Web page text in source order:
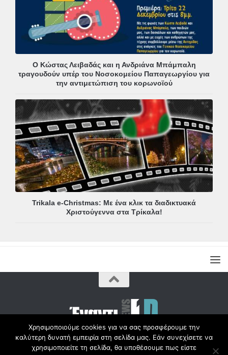
Ο Κώστας Λειβαδάς και η Ανδριάνα Μπάμπαλη
τραγουδούν υπέρ του Νοσοκομείου Παπαγεωργίου για
την αντιμετώπιση του κορωνοϊού
Trikala e-Christmas: Με ένα κλικ τα διαδικτυακά
Χριστούγεννα στα Τρίκαλα!
Copyright © Radio1d.gr 2012-2017 |
Χρησιμοποιούμε cookies για να σας προσφέρουμε την
καλύτερη δυνατή εμπειρία στη σελίδα μας. Εάν συνεχίσετε να
χρησιμοποιείτε τη σελίδα, θα υποθέσουμε πως είστε